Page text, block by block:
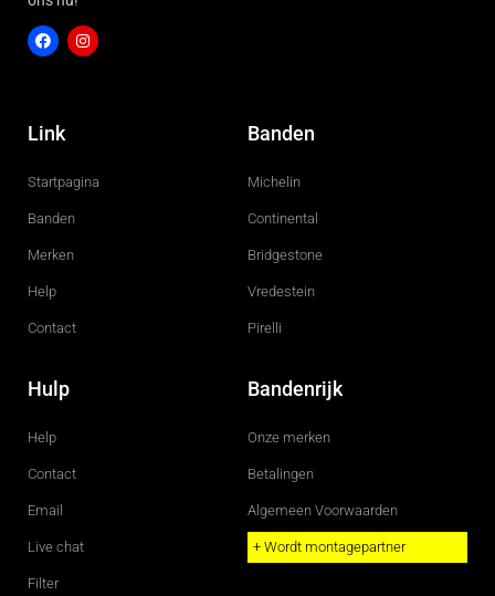
c
e
o
g
r
Link
Startpagina
Banden
Merken
Help
Contact
Banden
Michelin
Continental
Bridgestone
Vredestein
Pirelli
Hulp
Help
Contact
Email
Live chat
Filter
Bandenrijk
Onze merken
Betalingen
Algemeen Voorwaarden
+ Wordt montagepartner